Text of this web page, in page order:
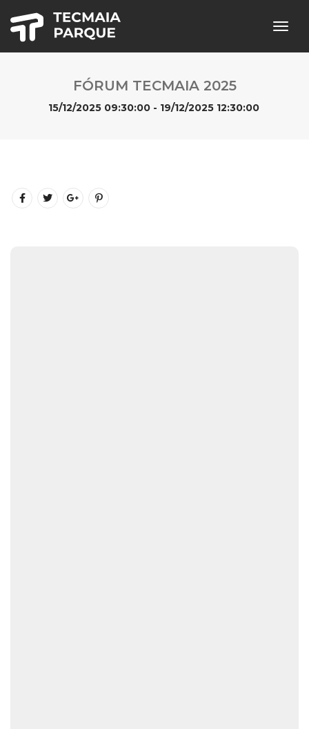
FÓRUM TECMAIA 2025
15/12/2025 09:30:00 - 19/12/2025 12:30:00